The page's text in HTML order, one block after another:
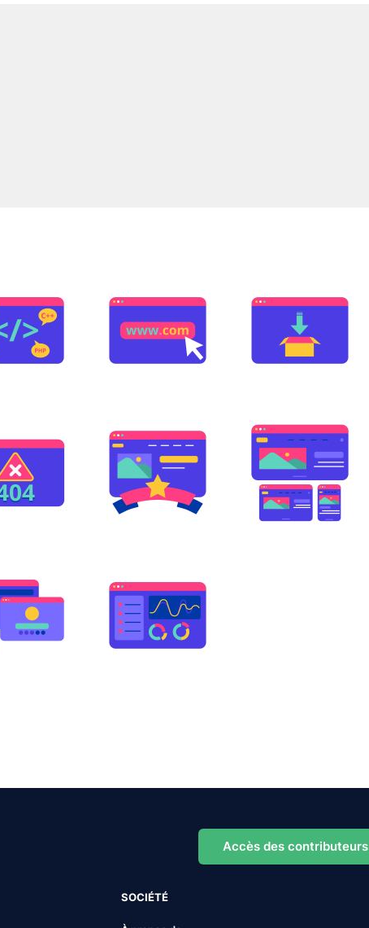
Accès des contributeurs
SOCIÉTÉ